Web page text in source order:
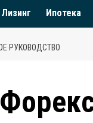
Лизинг Ипотека
РУКОВОДСТВО